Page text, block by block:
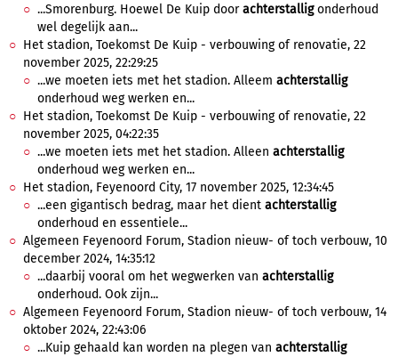
...Smorenburg. Hoewel De Kuip doorachterstalligonderhoud
wel degelijk aan...
Het stadion, Toekomst De Kuip - verbouwing of renovatie, 22
november 2025, 22:29:25
...we moeten iets met het stadion. Alleem achterstallig
onderhoud weg werken en...
Het stadion, Toekomst De Kuip - verbouwing of renovatie, 22
november 2025, 04:22:35
...we moeten iets met het stadion. Alleen achterstallig
onderhoud weg werken en...
Het stadion, Feyenoord City, 17 november 2025, 12:34:45
...een gigantisch bedrag, maar het dient achterstallig
onderhoud en essentiele...
Algemeen Feyenoord Forum, Stadion nieuw- of toch verbouw, 10
december 2024, 14:35:12
...daarbij vooral om het wegwerken van achterstallig
onderhoud. Ook zijn...
Algemeen Feyenoord Forum, Stadion nieuw- of toch verbouw, 14
oktober 2024, 22:43:06
...Kuip gehaald kan worden na plegen van achterstallig